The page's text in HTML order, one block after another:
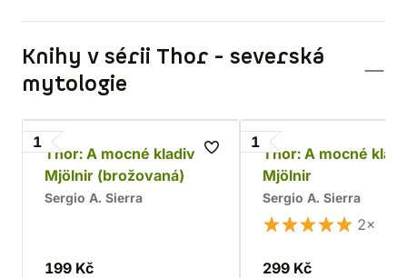
Knihy v sérii Thor - severská
mytologie
1
Thor: A mocné kladivo
Mjölnir (brožovaná)
Sergio A. Sierra
199 Kč
1
Thor: A mocné
Mjölnir
Sergio A. Sierra
2×
299 Kč